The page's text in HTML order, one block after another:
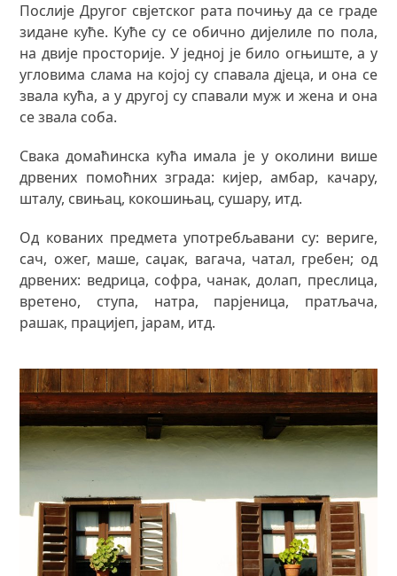
Послије Другог свјетског рата почињу да се граде
зидане куће. Куће су се обично дијелиле по пола,
на двије просторије. У једној је било огњиште, а у
угловима слама на којој су спавала дјеца, и она се
звала кућа, а у другој су спавали муж и жена и она
се звала соба.
Свака домаћинска кућа имала је у околини више
дрвених помоћних зграда: кијер, амбар, качару,
шталу, свињац, кокошињац, сушару, итд.
Од кованих предмета употребљавани су: вериге,
сач, ожег, маше, саџак, вагача, чатал, гребен; од
дрвених: ведрица, софра, чанак, долап, преслица,
вретено, ступа, натра, парјеница, пратљача,
рашак, працијеп, јарам, итд.